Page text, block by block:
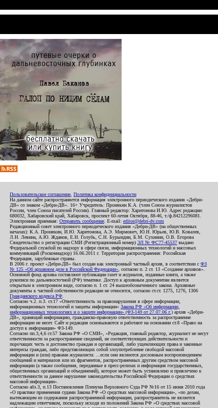
Пользовательское соглашение Политика конфиденциальности
На данном сайте распространяется информация электронного периодического издания «Дебри-
ДВ» со знаком «Дебри-ДВ». 16+ Учредитель: Пронякин К.А. (член Союза журналистов
России, член Союза писателей России). Главный редактор: Харитонова И.Ю. Адрес редакции:
680032, Хабаровский край, Хабаровск, проспект 60-летия Октября, 88-46, т./ф.84212296081.
Электронная приемная: Отправить сообщение . E-mail: editor@debri-dv.com
Редакционный совет электронного периодического издания «Дебри-ДВ» (на общественных
началах): К.А. Пронякин, И.Ю. Харитонова, А.Э. Мирмович, Ю.Н. Юрьев, Ю.В. Ковалев,
Л.Н. Левина, А.Ю. Жданов, Е.Н. Голубь, С.Н. Бурындин, Б.М. Сухинин, О.В. Егорова
Свидетельство о регистрации СМИ (Регистрационный номер) ЭЛ № ФС77-45537 выдано
Федеральной службой по надзору в сфере связи, информационных технологий и массовых
коммуникаций (Роскомнадзор) 16.06.2011 г. Территория распространения: Российская
Федерация, зарубежные страны.
В 2006 г. проект «Дебри-ДВ» был создан как электронный частный архив, в соответствии с ФЗ
№ 125 «Об архивном деле в Российской Федерации» , согласно п. 2 ст. 13 «Создание архивов».
Основной фонд архива составляют публикации газет и журналов, изданные книги, а также
рукописи по дальневосточной (РФ) тематике. Доступ к архивным документам является
открытым в электронном виде, согласно п. 1 ст. 24 вышеобозначенного закона. Архивные
документы к частной собственности редакции не относятся, согласно ст.ст. 1275, 1276, 1306
Гражданского кодекса РФ
Согласно ч.2. п.3. ст.17 «Ответственность за правонарушения в сфере информации,
информационных технологий и защиты информации» Закона РФ «Об информации,
информационных технологиях и о защите информации» (ФЗ-149 от 27.07.06 г.) архив «Дебри-
ДВ», хранящий информацию, гражданско-правовую ответственность за распространение
информации не несет. Сайт и редакция основываются и работают на основании ст.8 «Право на
доступ к информации» ФЗ-149.
Согласно пп.3,4,6 ст.57 Закона РФ «О СМИ», «Редакция, главный редактор, журналист не несут
ответственности за распространение сведений, не соответствующих действительности и
порочащих честь и достоинство граждан и организаций, либо ущемляющих права и законные
интересы граждан, либо представляющих собой злоупотребление свободой массовой
информации и (или) правами журналиста: ...если они являются дословным воспроизведением
сообщений и материалов или их фрагментов, распространенных другим средством массовой
информации (а также сообщения, переданные в пресс-релизах и информация государственных,
общественных организаций и объединений), которое может быть установлено и привлечено к
ответственности за данное нарушение законодательства Российской Федерации о средствах
массовой информации».
Согласно абз.3, п.13 Постановления Пленума Верховного Суда РФ №16 от 15 июня 2010 года
«О практике применения судами Закона РФ «О средствах массовой информации», «по делам,
вытекающим из содержания распространенной информации, распространитель не является
надлежащим ответчиком, поскольку исходя из положений Закона РФ «О средствах массовой